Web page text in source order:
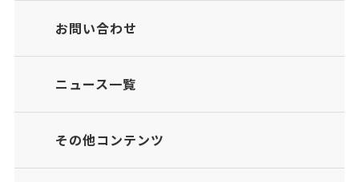
お問い合わせ
ニュース一覧
その他コンテンツ